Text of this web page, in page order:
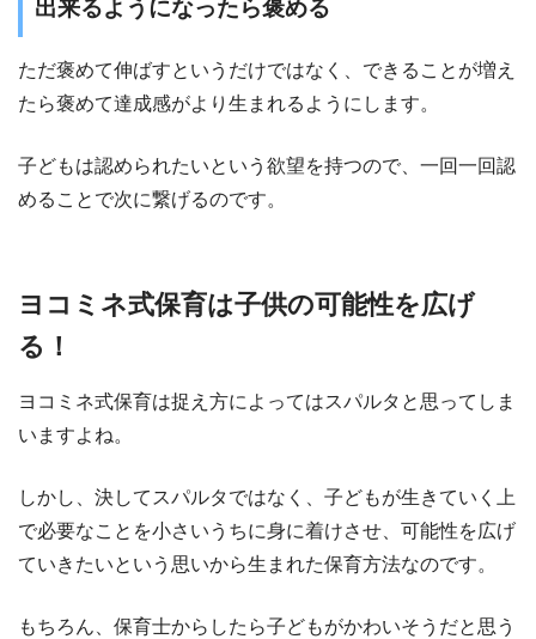
出来るようになったら褒める
ただ褒めて伸ばすというだけではなく、できることが増え
たら褒めて達成感がより生まれるようにします。
子どもは認められたいという欲望を持つので、一回一回認
めることで次に繋げるのです。
ヨコミネ式保育は子供の可能性を広げ
る！
ヨコミネ式保育は捉え方によってはスパルタと思ってしま
いますよね。
しかし、決してスパルタではなく、子どもが生きていく上
で必要なことを小さいうちに身に着けさせ、可能性を広げ
ていきたいという思いから生まれた保育方法なのです。
もちろん、保育士からしたら子どもがかわいそうだと思う